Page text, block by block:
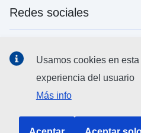
Redes sociales
Instituciones y
Usamos cookies en
experiencia del usuario
Más info